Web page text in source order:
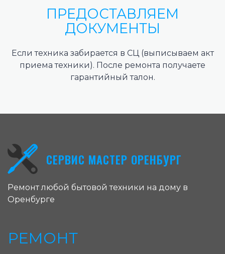
ПРЕДОСТАВЛЯЕМ
ДОКУМЕНТЫ
Если техника забирается в СЦ (выписываем акт
приема техники). После ремонта получаете
гарантийный талон.
СЕРВИС МАСТЕР ОРЕНБУРГ
Ремонт любой бытовой техники на дому в
Оренбурге
РЕМОНТ